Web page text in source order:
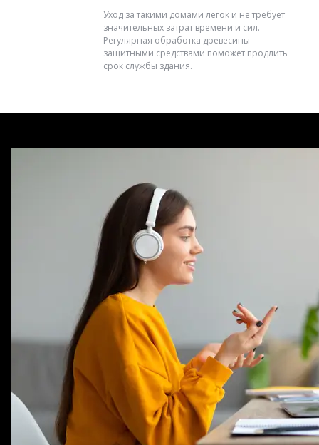
Уход за такими домами легок и не требует
значительных затрат времени и сил.
Регулярная обработка древесины
защитными средствами поможет продлить
срок службы здания.